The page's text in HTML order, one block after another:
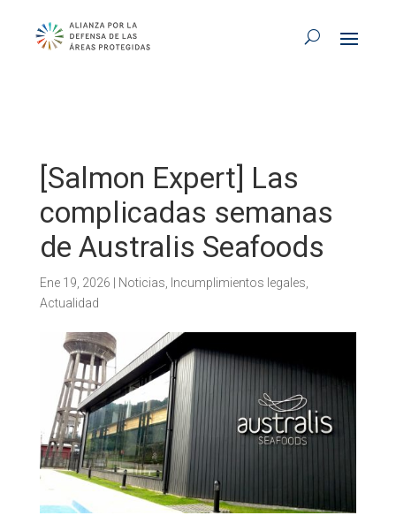
[Salmon Expert] Las
complicadas semanas
de Australis Seafoods
Ene 19, 2026 Noticias Incumplimientos legales
Actualidad